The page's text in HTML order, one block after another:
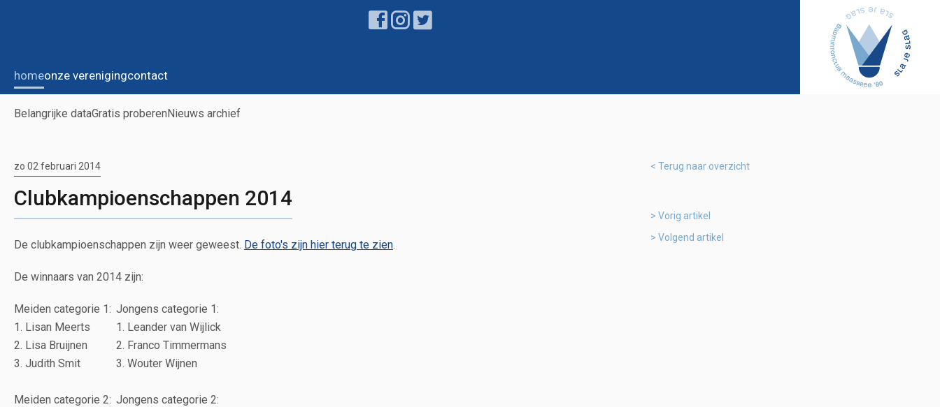
homeonze verenigingcontact
Belangrijke dataGratis proberenNieuws archief
zo 02 februari 2014
Clubkampioenschappen 2014
De clubkampioenschappen zijn weer geweest. De foto's zijn hier terug te zien.
De winnaars van 2014 zijn:
Meiden categorie 1:
1. Lisan Meerts
2. Lisa Bruijnen
3. Judith Smit
Jongens categorie 1:
1. Leander van Wijlick
2. Franco Timmermans
3. Wouter Wijnen
Meiden categorie 2: Jongens categorie 2:
Terug naar overzicht
Vorig artikel
Volgend artikel